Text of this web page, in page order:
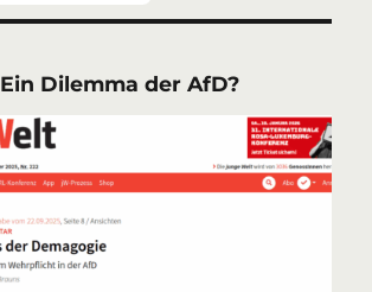
Ein Dilemma der AfD?